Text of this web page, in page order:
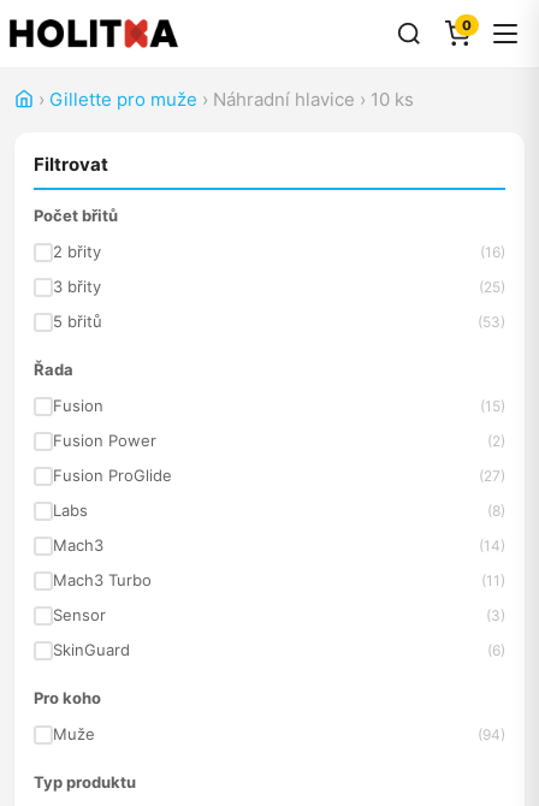
0
› Gillette pro muže › Náhradní hlavice › 10 ks
Filtrovat
Počet břitů
2 břity
(16)
3 břity (25)
5 břitů (53)
Řada
Fusion
(15)
Fusion Power (2)
Fusion ProGlide (27)
Labs (8)
Mach3 (14)
Mach3 Turbo (11)
Sensor (3)
SkinGuard (6)
Pro koho
Muže
(94)
Typ produktu